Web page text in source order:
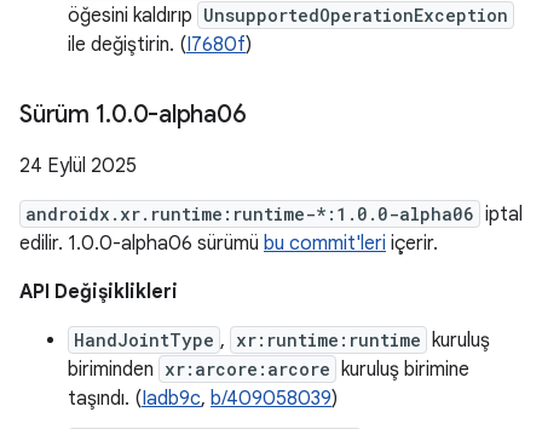
öğesini kaldırıp UnsupportedOperationException
ile değiştirin. (I7680f)
Sürüm 1.0.0-alpha06
24 Eylül 2025
androidx.xr.runtime:runtime-*:1.0.0-alpha06 iptal
edilir. 1.0.0-alpha06 sürümü bu commit'leri içerir.
API Değişiklikleri
HandJointType , xr:runtime:runtime kuruluş
biriminden xr:arcore:arcore kuruluş birimine
taşındı. (Iadb9c, b/409058039)